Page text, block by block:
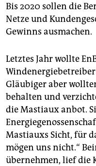
Bis 2020 sollen die
Netze und
Gewinns ausmachen.
Letztes Jahr wollte
Gläubiger aber
behalten und
die Mastiaux anbot.
Mastiauxs Sicht, für
mögen uns nicht.“
übernehmen, lief die